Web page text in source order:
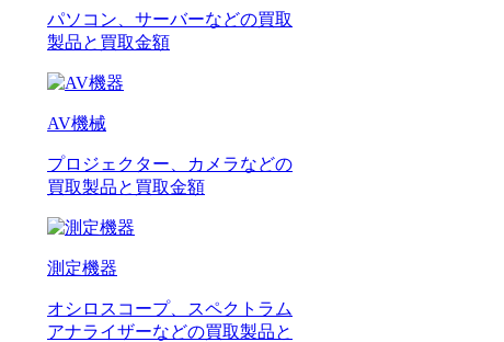
パソコン、サーバーなどの買取
製品と買取金額
AV機械
プロジェクター、カメラなどの
買取製品と買取金額
測定機器
オシロスコープ、スペクトラム
アナライザーなどの買取製品と